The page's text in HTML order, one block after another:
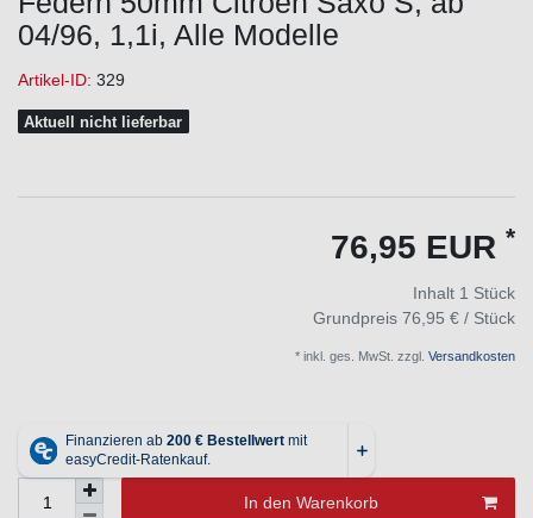
04/96, 1,1i, Alle Modelle
Artikel-ID: 329
Aktuell nicht lieferbar
76,95 EUR *
Inhalt 1 Stück
Grundpreis 76,95 € / Stück
* inkl. ges. MwSt. zzgl. Versandkosten
In den Warenkorb